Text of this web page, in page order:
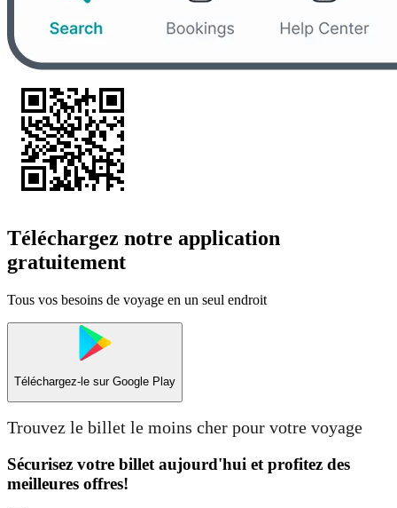
Téléchargez notre application
gratuitement
Tous vos besoins de voyage en un seul endroit
Téléchargez-le sur Google Play
Trouvez le billet le moins cher pour votre voyage
Sécurisez votre billet aujourd'hui et profitez des
meilleures offres!